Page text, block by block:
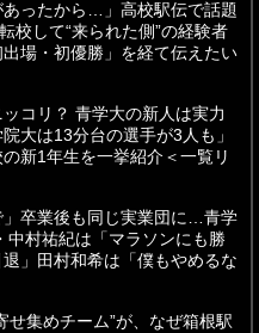
あったから…」高校駅伝で話題
校して“来られた側”の経験者
場・初優勝」を経て伝えたい
ッコリ？ 青学大の新人は実力
大は13分台の選手が3人も」
新1年生を一挙紹介＜一覧リ
」卒業後も同じ実業団に…青学
中村祐紀は「マラソンにも勝
」田村和希は「僕もやめるな
せ集めチーム”が、なぜ箱根駅